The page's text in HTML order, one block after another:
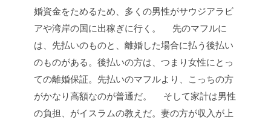
婚資金をためるため、多くの男性がサウジアラビ
アや湾岸の国に出稼ぎに行く。
先のマフルに
は、先払いのものと、離婚した場合に払う後払い
のものがある。後払いの方は、つまり女性にとっ
ての離婚保証。先払いのマフルより、こっちの方
がかなり高額なのが普通だ。
そして家計は男性
の負担、がイスラムの教えだ。妻の方が収入が上